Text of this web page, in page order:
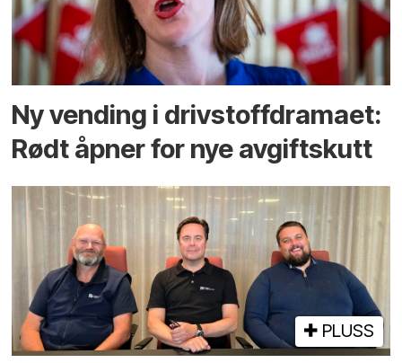
Ny vending i drivstoffdramaet:
Rødt åpner for nye avgiftskutt
PLUSS